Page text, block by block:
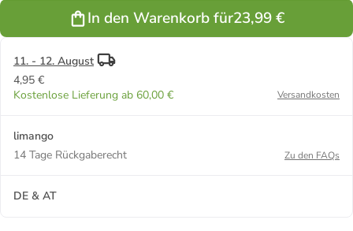
In den Warenkorb für23,99 €
11. - 12. August
4,95 €
Kostenlose Lieferung ab 60,00 €
Versandkosten
limango
14 Tage Rückgaberecht
Zu den FAQs
DE & AT